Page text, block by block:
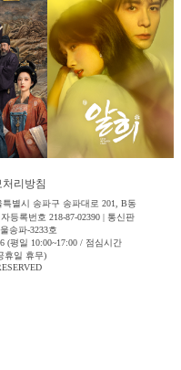
리방침
별시 송파구 송파대로 201, B동
등록번호 218-87-02390 | 통신판
송파-3233호
(평일 10:00~17:00 / 점심시간
휴일 휴무)